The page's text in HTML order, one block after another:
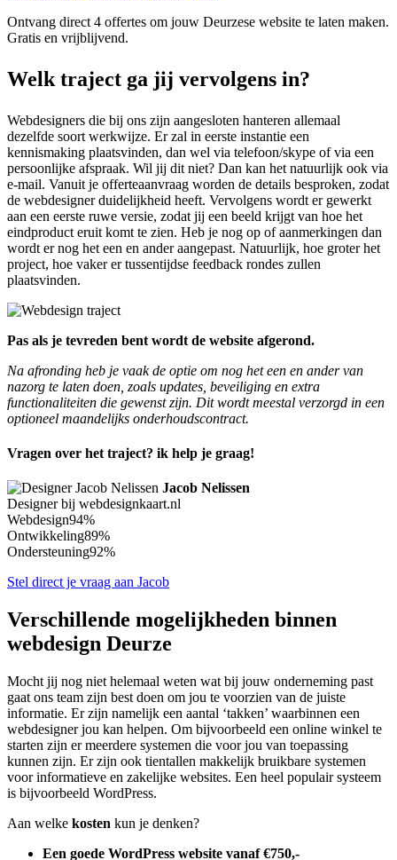
Ontvang direct 4 offertes om jouw Deurzese website te laten maken.
Gratis en vrijblijvend.
Welk traject ga jij vervolgens in?
Webdesigners die bij ons zijn aangesloten hanteren allemaal
dezelfde soort werkwijze. Er zal in eerste instantie een
kennismaking plaatsvinden, dan wel via telefoon/skype of via een
persoonlijke afspraak. Wil jij dit niet? Dan kan het natuurlijk ook via
e-mail. Vanuit je offerteaanvraag worden de details besproken, zodat
de webdesigner duidelijkheid heeft. Vervolgens wordt er gewerkt
aan een eerste ruwe versie, zodat jij een beeld krijgt van hoe het
eindproduct eruit komt te zien. Heb je nog op of aanmerkingen dan
wordt er nog het een en ander aangepast. Natuurlijk, hoe groter het
project, hoe vaker er tussentijdse feedback rondes zullen
plaatsvinden.
Pas als je tevreden bent wordt de website afgerond.
Na afronding heb je vaak de optie om nog het een en ander van
nazorg te laten doen, zoals updates, beveiliging en extra
functionaliteiten die gewenst zijn. Dit wordt meestal verzorgd in een
optioneel maandelijks onderhoudscontract.
Vragen over het traject? ik help je graag!
Jacob Nelissen
Designer bij webdesignkaart.nl
Webdesign94%
Ontwikkeling89%
Ondersteuning92%
Stel direct je vraag aan Jacob
Verschillende mogelijkheden binnen
webdesign Deurze
Mocht jij nog niet helemaal weten wat bij jouw onderneming past
gaat ons team zijn best doen om jou te voorzien van de juiste
informatie. Er zijn namelijk een aantal ‘takken’ waarbinnen een
webdesigner jou kan helpen. Om bijvoorbeeld een online winkel te
starten zijn er meerdere systemen die voor jou van toepassing
kunnen zijn. Er zijn ook tientallen makkelijk bruikbare systemen
voor informatieve en zakelijke websites. Een heel populair systeem
is bijvoorbeeld WordPress.
Aan welke kosten kun je denken?
Een goede WordPress website vanaf €750,-